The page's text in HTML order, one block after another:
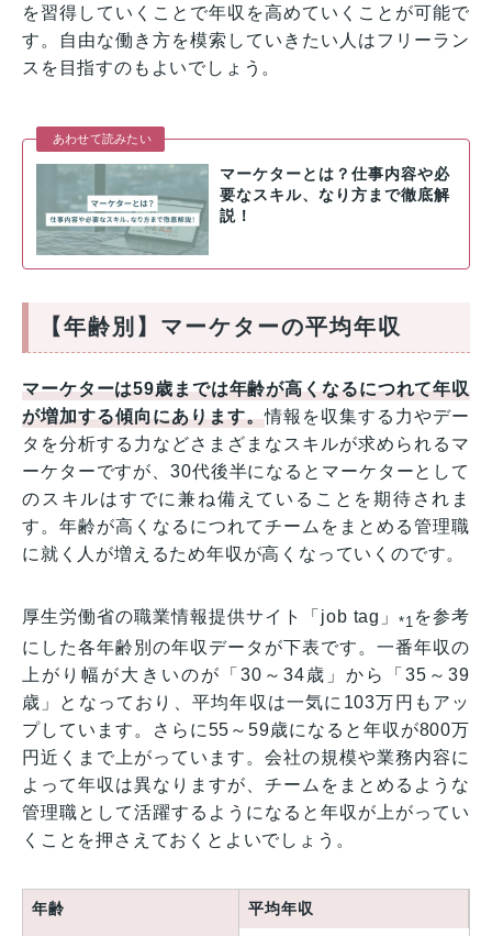
を習得していくことで年収を高めていくことが可能で
す。自由な働き方を模索していきたい人はフリーラン
スを目指すのもよいでしょう。
あわせて読みたい
マーケターとは？仕事内容や必
要なスキル、なり方まで徹底解
説！
【年齢別】マーケターの平均年収
マーケターは59歳までは年齢が高くなるにつれて年収
が増加する傾向にあります。情報を収集する力やデー
タを分析する力などさまざまなスキルが求められるマ
ーケターですが、30代後半になるとマーケターとして
のスキルはすでに兼ね備えていることを期待されま
す。年齢が高くなるにつれてチームをまとめる管理職
に就く人が増えるため年収が高くなっていくのです。
厚生労働省の職業情報提供サイト「job tag」*1 を参考
にした各年齢別の年収データが下表です。一番年収の
上がり幅が大きいのが「30～34歳」から「35～39
歳」となっており、平均年収は一気に103万円もアッ
プしています。さらに55～59歳になると年収が800万
円近くまで上がっています。会社の規模や業務内容に
よって年収は異なりますが、チームをまとめるような
管理職として活躍するようになると年収が上がってい
くことを押さえておくとよいでしょう。
年齢 平均年収